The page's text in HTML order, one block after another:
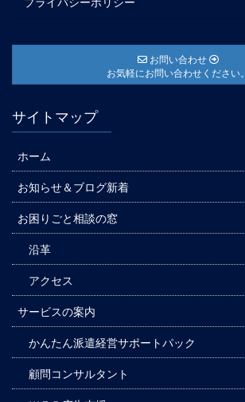
お問い合わせ
お気軽にお問い合わせください。
サイトマップ
ホーム
お知らせ＆ブログ新着
お困りごと相談の窓
沿革
アクセス
サービスの案内
かんたん派遣経営サポートパック
顧問コンサルタント